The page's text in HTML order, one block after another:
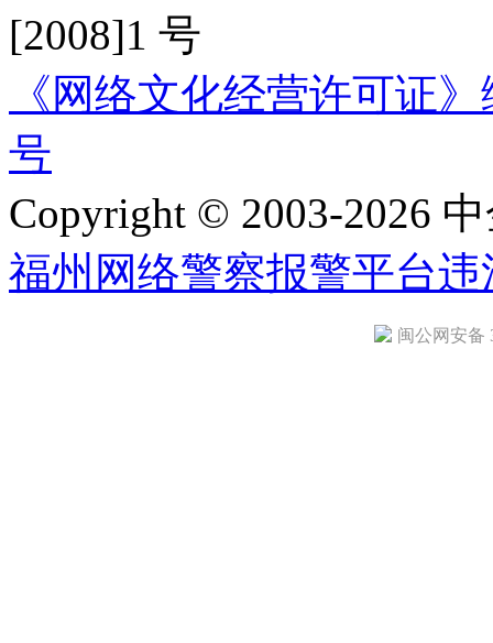
[2008]1 号
《网络文化经营许可证
号
Copyright © 2003-2026
福州网络警察报警平台违
闽公网安备